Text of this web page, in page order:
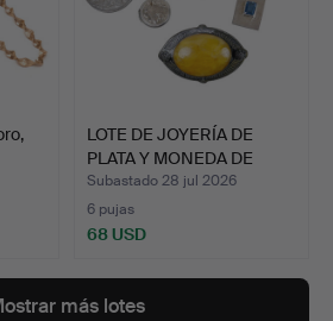
LOTE DE JOYERÍA DE
PLATA Y MONEDA DE
PLATA…
Subastado 28 jul 2026
6 pujas
68 USD
más lotes